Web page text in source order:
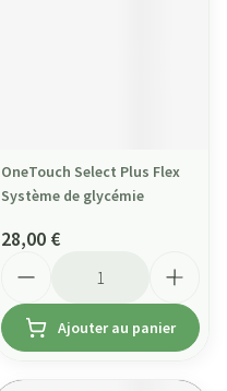
OneTouch Select Plus Flex
Système de glycémie
28,00 €
Ajouter au panier